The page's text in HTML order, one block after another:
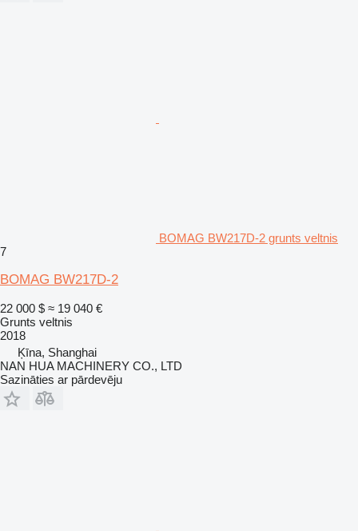
BOMAG BW217D-2 grunts veltnis
7
BOMAG BW217D-2
22 000 $ ≈ 19 040 €
Grunts veltnis
2018
Ķīna, Shanghai
NAN HUA MACHINERY CO., LTD
Sazināties ar pārdevēju